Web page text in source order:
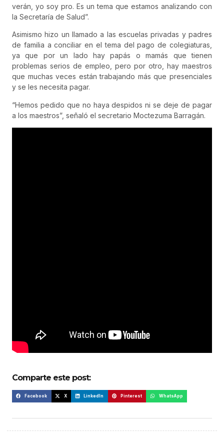
verán, yo soy pro. Es un tema que estamos analizando con
la Secretaría de Salud”.
Asimismo hizo un llamado a las escuelas privadas y padres
de familia a conciliar en el tema del pago de colegiaturas,
ya que por un lado hay papás o mamás que tienen
problemas serios de empleo, pero por otro, hay maestros
que muchas veces están trabajando más que presenciales
y se les necesita pagar.
“Hemos pedido que no haya despidos ni se deje de pagar
a los maestros”, señaló el secretario Moctezuma Barragán.
Comparte este post:
Facebook X LinkedIn Pinterest WhatsApp